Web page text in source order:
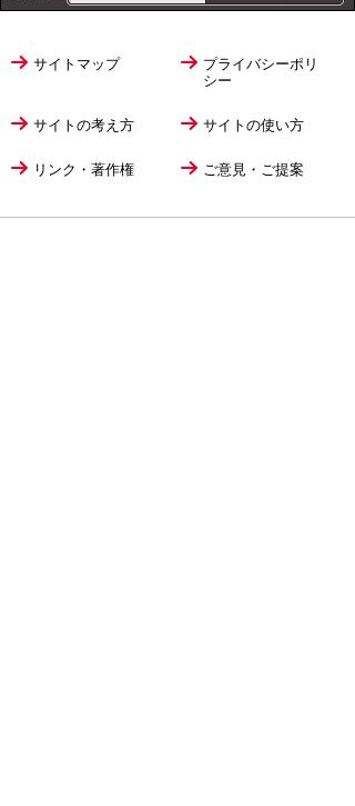
サイトマップ
プライバシーポリ
シー
サイトの考え方 サイトの使い方
リンク・著作権 ご意見・ご提案